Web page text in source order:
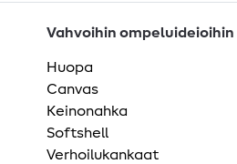
Vahvoihin ompeluideioihin
Huopa
Canvas
Keinonahka
Softshell
Verhoilukankaat